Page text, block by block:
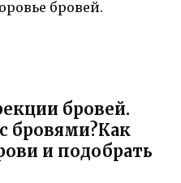
бровей.
бровей.
бровями?Как
и подобрать